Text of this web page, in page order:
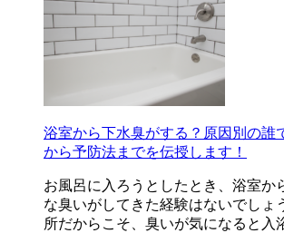
浴室から下水臭がする？原因別の誰
から予防法までを伝授します！
お風呂に入ろうとしたとき、浴室か
な臭いがしてきた経験はないでしょ
所だからこそ、臭いが気になると入